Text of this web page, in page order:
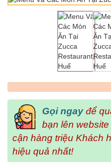
Gọi ngay để
bạn lên website
cận hàng triệu Khách
hiệu quả nhất!